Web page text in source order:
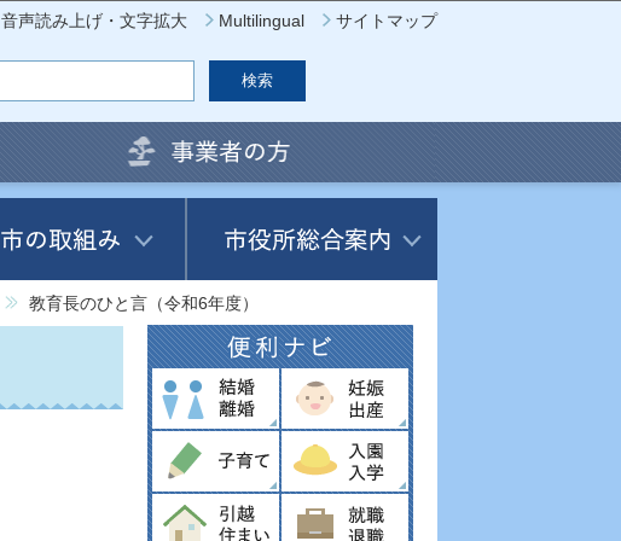
音声読み上げ・文字拡大 Multilingual サイトマップ
教育長のひと言（令和6年度）